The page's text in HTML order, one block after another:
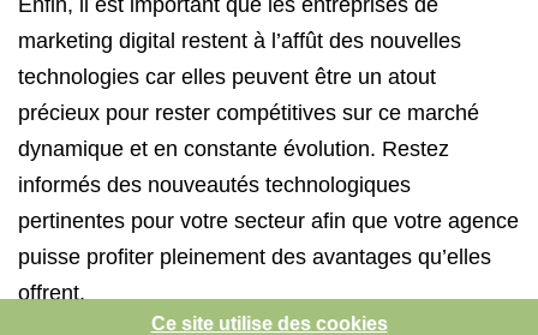
Enfin, il est important que les entreprises de
marketing digital restent à l’affût des nouvelles
technologies car elles peuvent être un atout
précieux pour rester compétitives sur ce marché
dynamique et en constante évolution. Restez
informés des nouveautés technologiques
pertinentes pour votre secteur afin que votre agence
puisse profiter pleinement des avantages qu’elles
offrent.
Ce site utilise des cookies